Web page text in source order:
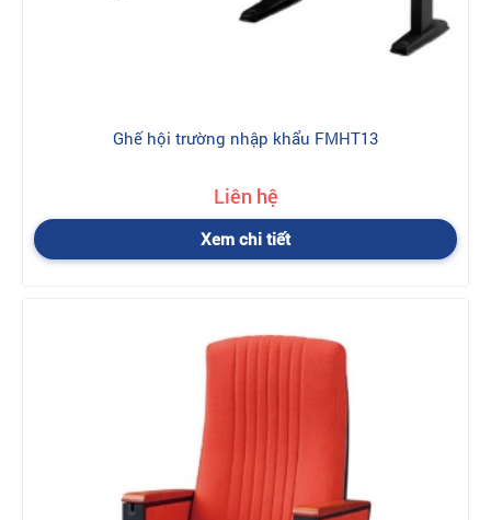
Ghế hội trường nhập khẩu FMHT13
Liên hệ
Xem chi tiết